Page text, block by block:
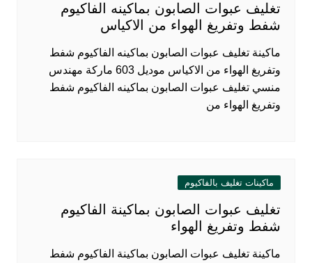
تغليف عبوات الصابون بماكينه الفاكيوم
شفط وتفريغ الهواء من الاكياس
ماكينة تغليف عبوات الصابون بماكينه الفاكيوم شفط
وتفريغ الهواء من الاكياس موديل 603 ماركة مهندس
منسي تغليف عبوات الصابون بماكينه الفاكيوم شفط
وتفريغ الهواء من
ماكينات تغليف بالفاكيوم
تغليف عبوات الصابون بماكينة الفاكيوم
شفط وتفريغ الهواء
ماكينة تغليف عبوات الصابون بماكينة الفاكيوم شفط